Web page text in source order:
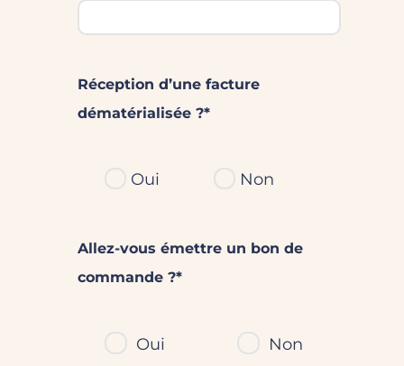
Réception d’une facture
dématérialisée ?*
Oui Non
Allez-vous émettre un bon de
commande ?*
Oui Non